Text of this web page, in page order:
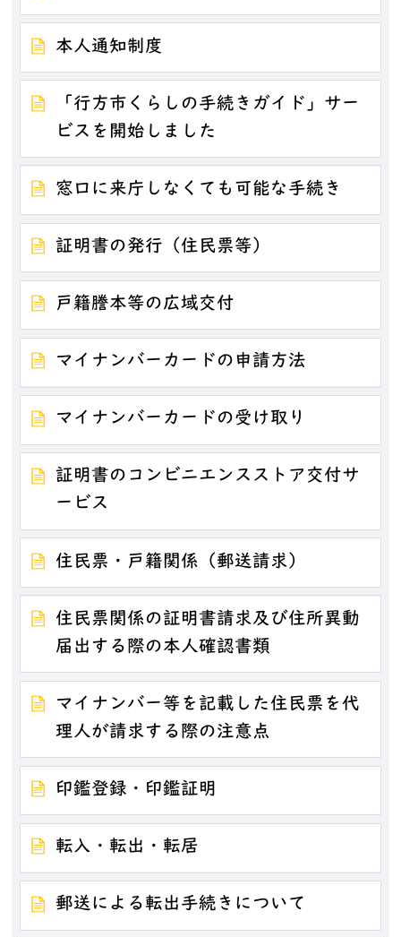
本人通知制度
「行方市くらしの手続きガイド」サー
ビスを開始しました
窓口に来庁しなくても可能な手続き
証明書の発行（住民票等）
戸籍謄本等の広域交付
マイナンバーカードの申請方法
マイナンバーカードの受け取り
証明書のコンビニエンスストア交付サ
ービス
住民票・戸籍関係（郵送請求）
住民票関係の証明書請求及び住所異動
届出する際の本人確認書類
マイナンバー等を記載した住民票を代
理人が請求する際の注意点
印鑑登録・印鑑証明
転入・転出・転居
郵送による転出手続きについて